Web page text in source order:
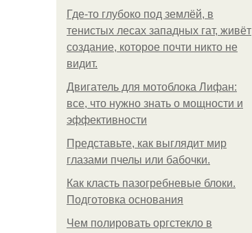
Где-то глубоко под землёй, в
тенистых лесах западных гат, живёт
создание, которое почти никто не
видит.
Двигатель для мотоблока Лифан:
все, что нужно знать о мощности и
эффективности
Представьте, как выглядит мир
глазами пчелы или бабочки.
Как класть пазогребневые блоки.
Подготовка основания
Чем полировать оргстекло в